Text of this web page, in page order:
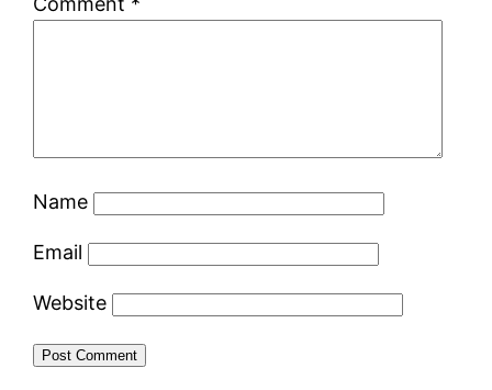
Name
Email
Website